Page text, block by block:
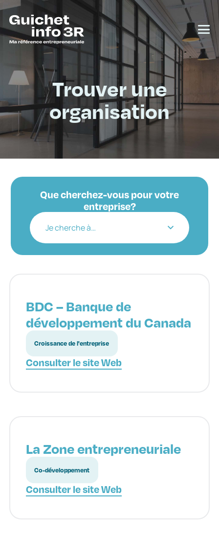
Trouver une
organisation
Que cherchez-vous pour votre
entreprise?
Je cherche à…
BDC – Banque de
développement du Canada
Croissance de l'entreprise
Consulter le site Web
La Zone entrepreneuriale
Co-développement
Consulter le site Web